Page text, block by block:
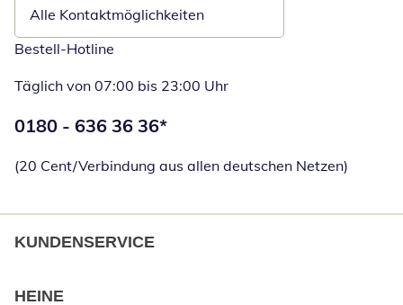
Alle Kontaktmöglichkeiten
Bestell-Hotline
Täglich von 07:00 bis 23:00 Uhr
Telefonnummer:
0180 - 636 36 36*
(20 Cent/Verbindung aus allen deutschen Netzen)
KUNDENSERVICE
HEINE